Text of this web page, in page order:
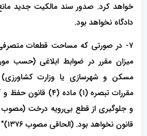
خواهد کرد. صدور سند مالکیت جدید
دادگاه نخواهد بود.
۷- در صورتی که مساحت قطعات متصرفی
میزان مقرر در ضوابط ابلاغی (حسب
مسکن و شهرسازی یا وزارت
مقررات تبصره (۱) ماده
قانون نخواهد بود. (الحاقی مصوب ۱۳۷۶)"